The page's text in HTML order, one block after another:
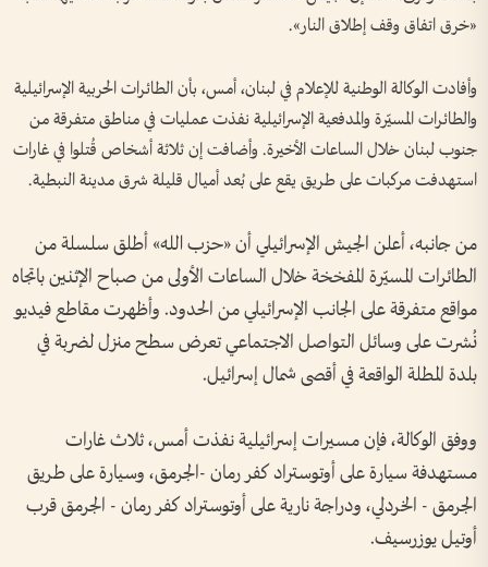
«خرق اتفاق وقف إطلاق النار».
وأفادت الوكالة الوطنية للإعلام في لبنان، أمس، بأن الطائرات الحربية الإسرائيلية
والطائرات المسيّرة والمدفعية الإسرائيلية نفذت عمليات في مناطق متفرقة من
جنوب لبنان خلال الساعات الأخيرة. وأضافت إن ثلاثة أشخاص قُتلوا في غارات
استهدفت مركبات على طريق يقع على بُعد أميال قليلة شرق مدينة النبطية.
من جانبه، أعلن الجيش الإسرائيلي أن «حزب الله» أطلق سلسلة من
الطائرات المسيّرة المفخخة خلال الساعات الأولى من صباح الإثنين باتجاه
مواقع متفرقة على الجانب الإسرائيلي من الحدود. وأظهرت مقاطع فيديو
نُشرت على وسائل التواصل الاجتماعي تعرض سطح منزل لضربة في
بلدة المطلة الواقعة في أقصى شمال إسرائيل.
ووفق الوكالة، فإن مسيرات إسرائيلية نفذت أمس، ثلاث غارات
مستهدفة سيارة على أوتوستراد كفر رمان -الجرمق، وسيارة على طريق
الجرمق - الخردلي، ودراجة نارية على أوتوستراد كفر رمان - الجرمق قرب
أوتيل يوزرسيف.